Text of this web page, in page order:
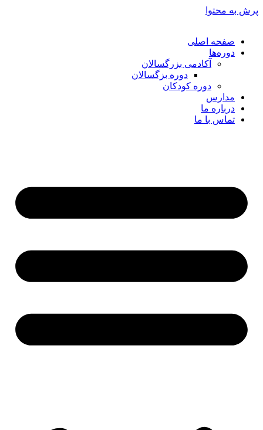
پرش به محتوا
صفحه اصلی
دوره‌ها
آکادمی بزرگسالان
دوره بزگسالان
دوره کودکان
مدارس
درباره ما
تماس با ما